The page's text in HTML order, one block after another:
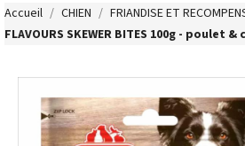
Accueil CHIEN FRIANDISE ET
FLAVOURS SKEWER BITES 100g - poulet &